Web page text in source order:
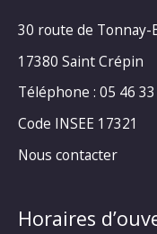
30 route de Tonnay-
17380 Saint Crépin
Téléphone : 05 46
Code INSEE 17321
Nous contacter
Horaires